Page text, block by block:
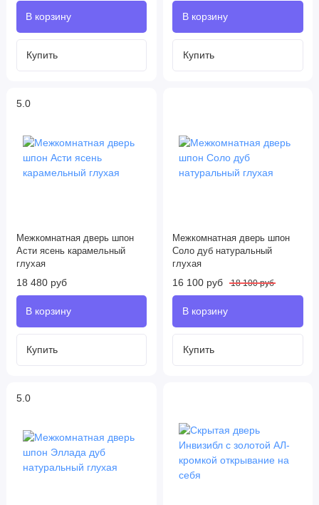
5.0
Межкомнатная дверь шпон
Асти ясень карамельный
глухая
18 480 руб
Межкомнатная дверь шпон
Соло дуб натуральный
глухая
16 100 руб 18 100 руб
5.0